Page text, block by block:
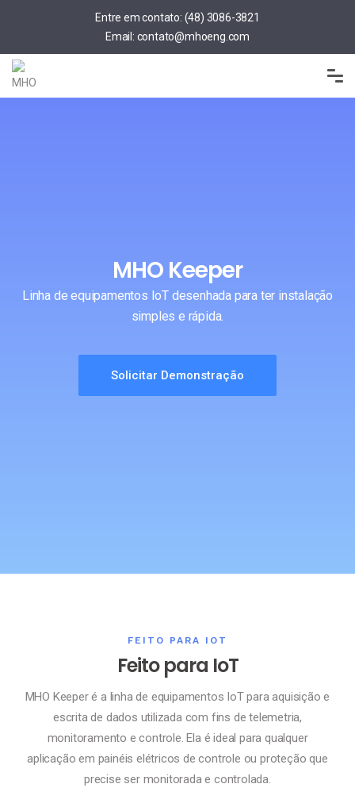
Entre em contato: (48) 3086-3821
Email: contato@mhoeng.com
MHO Keeper
Linha de equipamentos IoT desenhada para ter instalação
simples e rápida.
Solicitar Demonstração
FEITO PARA IOT
Feito para IoT
MHO Keeper é a linha de equipamentos IoT para aquisição e
escrita de dados utilizada com fins de telemetria,
monitoramento e controle. Ela é ideal para qualquer
aplicação em painéis elétricos de controle ou proteção que
precise ser monitorada e controlada.